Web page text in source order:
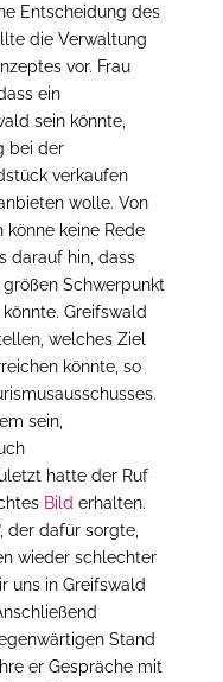
Entscheidung des
die Verwaltung
vor. Frau
ein
sein könnte,
bei der
verkaufen
wolle. Von
keine Rede
darauf hin, dass
Schwerpunkt
Greifswald
welches Ziel
könnte, so
sein,
hatte der Ruf
Bild erhalten.
der dafür sorgte,
wieder schlechter
uns in Greifswald
Stand
er Gespräche mit